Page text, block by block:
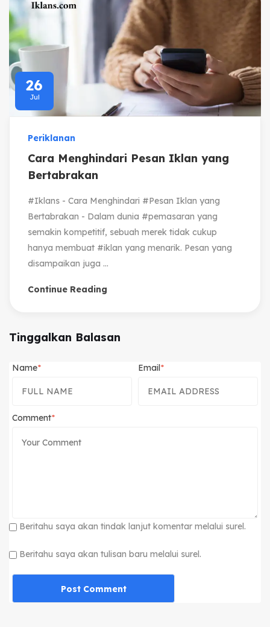
26
Jul
Periklanan
Cara Menghindari Pesan Iklan yang
Bertabrakan
#Iklans - Cara Menghindari #Pesan Iklan yang
Bertabrakan - Dalam dunia #pemasaran yang
semakin kompetitif, sebuah merek tidak cukup
hanya membuat #iklan yang menarik. Pesan yang
disampaikan juga ...
Continue Reading
Tinggalkan Balasan
Name Email
Comment
Beritahu saya akan tindak lanjut komentar melalui surel.
Beritahu saya akan tulisan baru melalui surel.